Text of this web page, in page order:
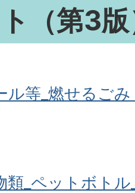
（第3
ル等_燃せるご
類_ペットボト